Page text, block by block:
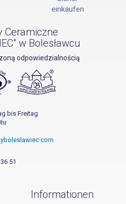
einkaufen
Ceramiczne
w Bolesławcu
odpowiedzialnością
bis Freitag
51
Informationen